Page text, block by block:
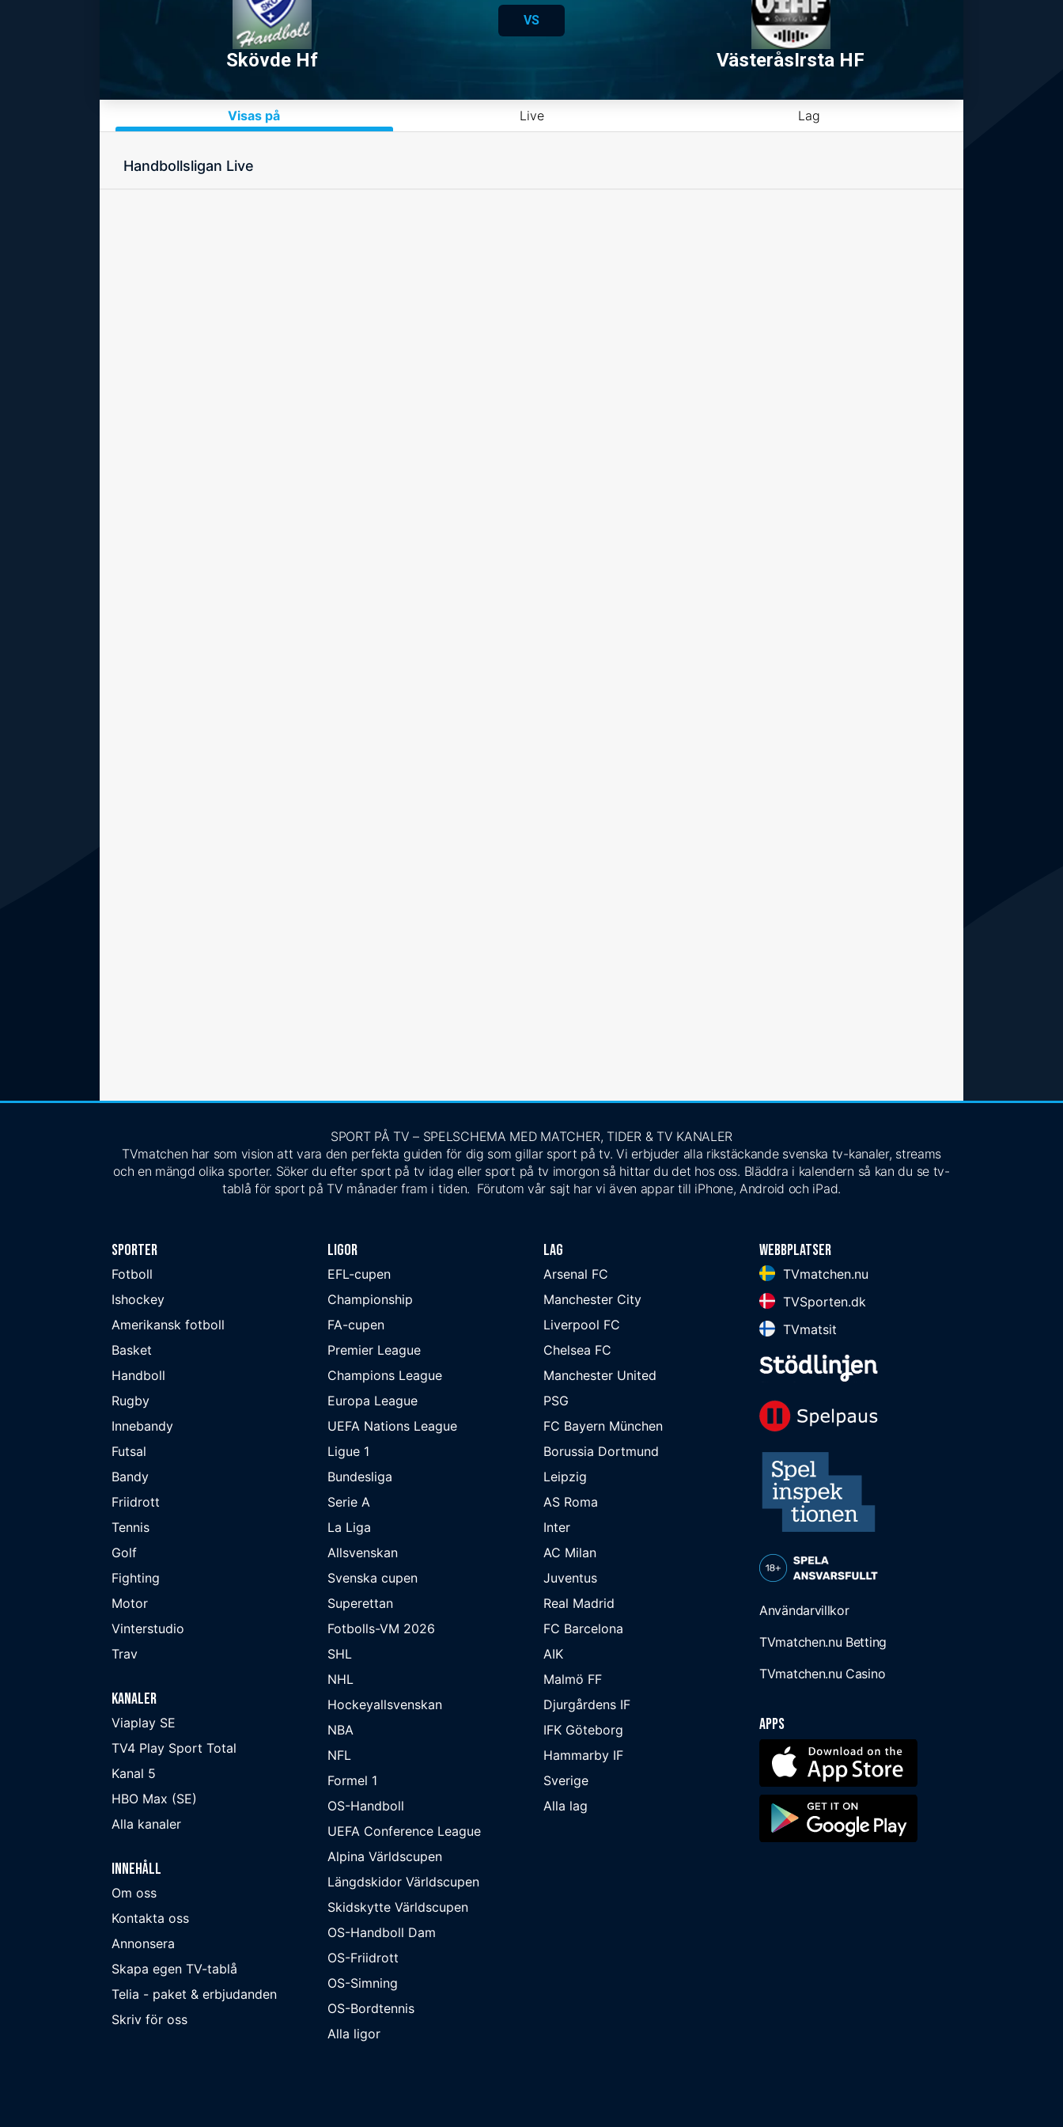
Skövde Hf
VS
VästeråsIrsta HF
Visas på Live Lag
Handbollsligan Live
SPORT PÅ TV – SPELSCHEMA MED MATCHER, TIDER & TV KANALER
TVmatchen har som vision att vara den perfekta guiden för dig som gillar sport på tv. Vi erbjuder alla rikstäckande svenska tv-kanaler, streams
och en mängd olika sporter. Söker du efter sport på tv idag eller sport på tv imorgon så hittar du det hos oss. Bläddra i kalendern så kan du se tv-
tablå för sport på TV månader fram i tiden. Förutom vår sajt har vi även appar till iPhone, Android och iPad.
Sporter
Fotboll
Ishockey
Amerikansk fotboll
Basket
Handboll
Rugby
Innebandy
Futsal
Bandy
Friidrott
Tennis
Golf
Fighting
Motor
Vinterstudio
Trav
Kanaler
Viaplay SE
TV4 Play Sport Total
Kanal 5
HBO Max (SE)
Alla kanaler
Innehåll
Om oss
Kontakta oss
Annonsera
Skapa egen TV-tablå
Telia - paket & erbjudanden
Skriv för oss
Ligor
EFL-cupen
Championship
FA-cupen
Premier League
Champions League
Europa League
UEFA Nations League
Ligue 1
Bundesliga
Serie A
La Liga
Allsvenskan
Svenska cupen
Superettan
Fotbolls-VM 2026
SHL
NHL
Hockeyallsvenskan
NBA
NFL
Formel 1
OS-Handboll
UEFA Conference League
Alpina Världscupen
Längdskidor Världscupen
Skidskytte Världscupen
OS-Handboll Dam
OS-Friidrott
OS-Simning
OS-Bordtennis
Alla ligor
Lag
Arsenal FC
Manchester City
Liverpool FC
Chelsea FC
Manchester United
PSG
FC Bayern München
Borussia Dortmund
Leipzig
AS Roma
Inter
AC Milan
Juventus
Real Madrid
FC Barcelona
AIK
Malmö FF
Djurgårdens IF
IFK Göteborg
Hammarby IF
Sverige
Alla lag
Webbplatser
TVmatchen.nu
TVSporten.dk
TVmatsit
Användarvillkor
TVmatchen.nu Betting
TVmatchen.nu Casino
Apps